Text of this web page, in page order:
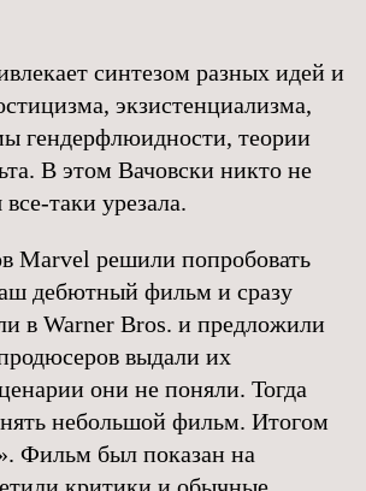
синтезом разных идей и
экзистенциализма,
гендерфлюидности, теории
В этом Вачовски никто не
таки урезала.
Marvel решили попробовать
дебютный фильм и сразу
в Warner Bros. и предложили
выдали их
они не поняли. Тогда
небольшой фильм. Итогом
Фильм был показан на